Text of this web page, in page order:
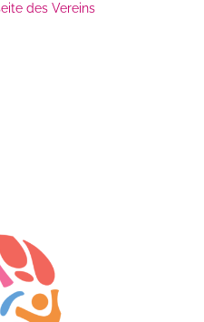
des Vereins